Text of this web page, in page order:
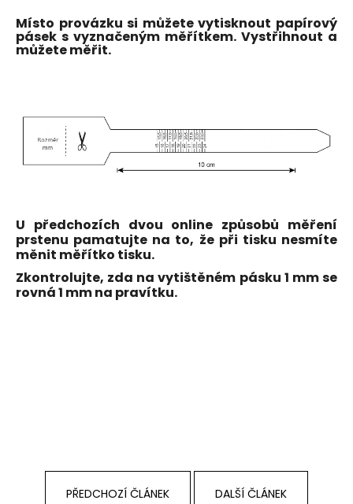
Místo provázku si můžete vytisknout papírový
pásek s vyznačeným měřítkem. Vystřihnout a
můžete měřit.
U předchozích dvou online způsobů měření
prstenu pamatujte na to, že při tisku nesmíte
měnit měřítko tisku.
Zkontrolujte, zda na vytištěném pásku 1 mm se
rovná 1 mm na pravítku.
PŘEDCHOZÍ ČLÁNEK DALŠÍ ČLÁNEK